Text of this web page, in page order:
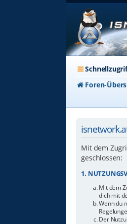
Foren-
Mit dem
geschlossen:
1.
Mit dem
dich mit
Wenn du
Der